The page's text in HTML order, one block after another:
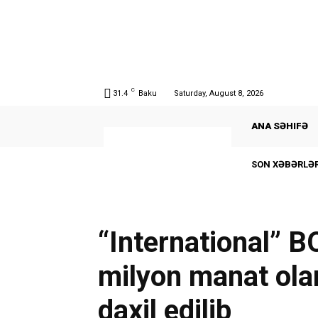
31.4 C Baku Saturday, August 8, 2026
ANA SƏHIFƏ
SON
“International”
milyon manat
daxil edilib